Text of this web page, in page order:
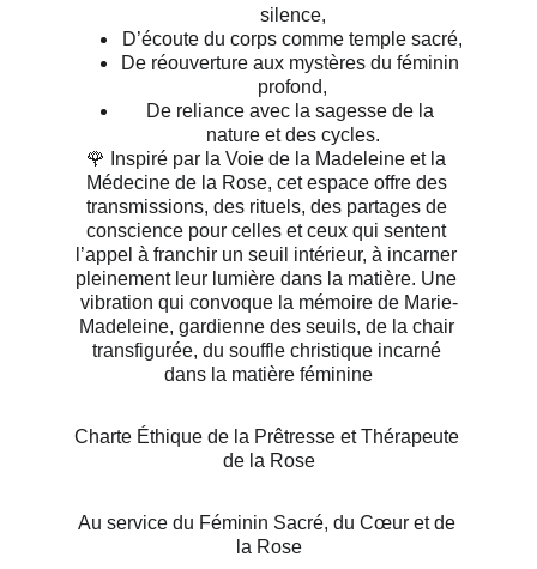
silence,
D’écoute du corps comme temple sacré,
De réouverture aux mystères du féminin
profond,
De reliance avec la sagesse de la
nature et des cycles.
🌹 Inspiré par la Voie de la Madeleine et la
Médecine de la Rose, cet espace offre des
transmissions, des rituels, des partages de
conscience pour celles et ceux qui sentent
l’appel à franchir un seuil intérieur, à incarner
pleinement leur lumière dans la matière. Une
vibration qui convoque la mémoire de Marie-
Madeleine, gardienne des seuils, de la chair
transfigurée, du souffle christique incarné
dans la matière féminine
Charte Éthique de la Prêtresse et Thérapeute
de la Rose
Au service du Féminin Sacré, du Cœur et de
la Rose